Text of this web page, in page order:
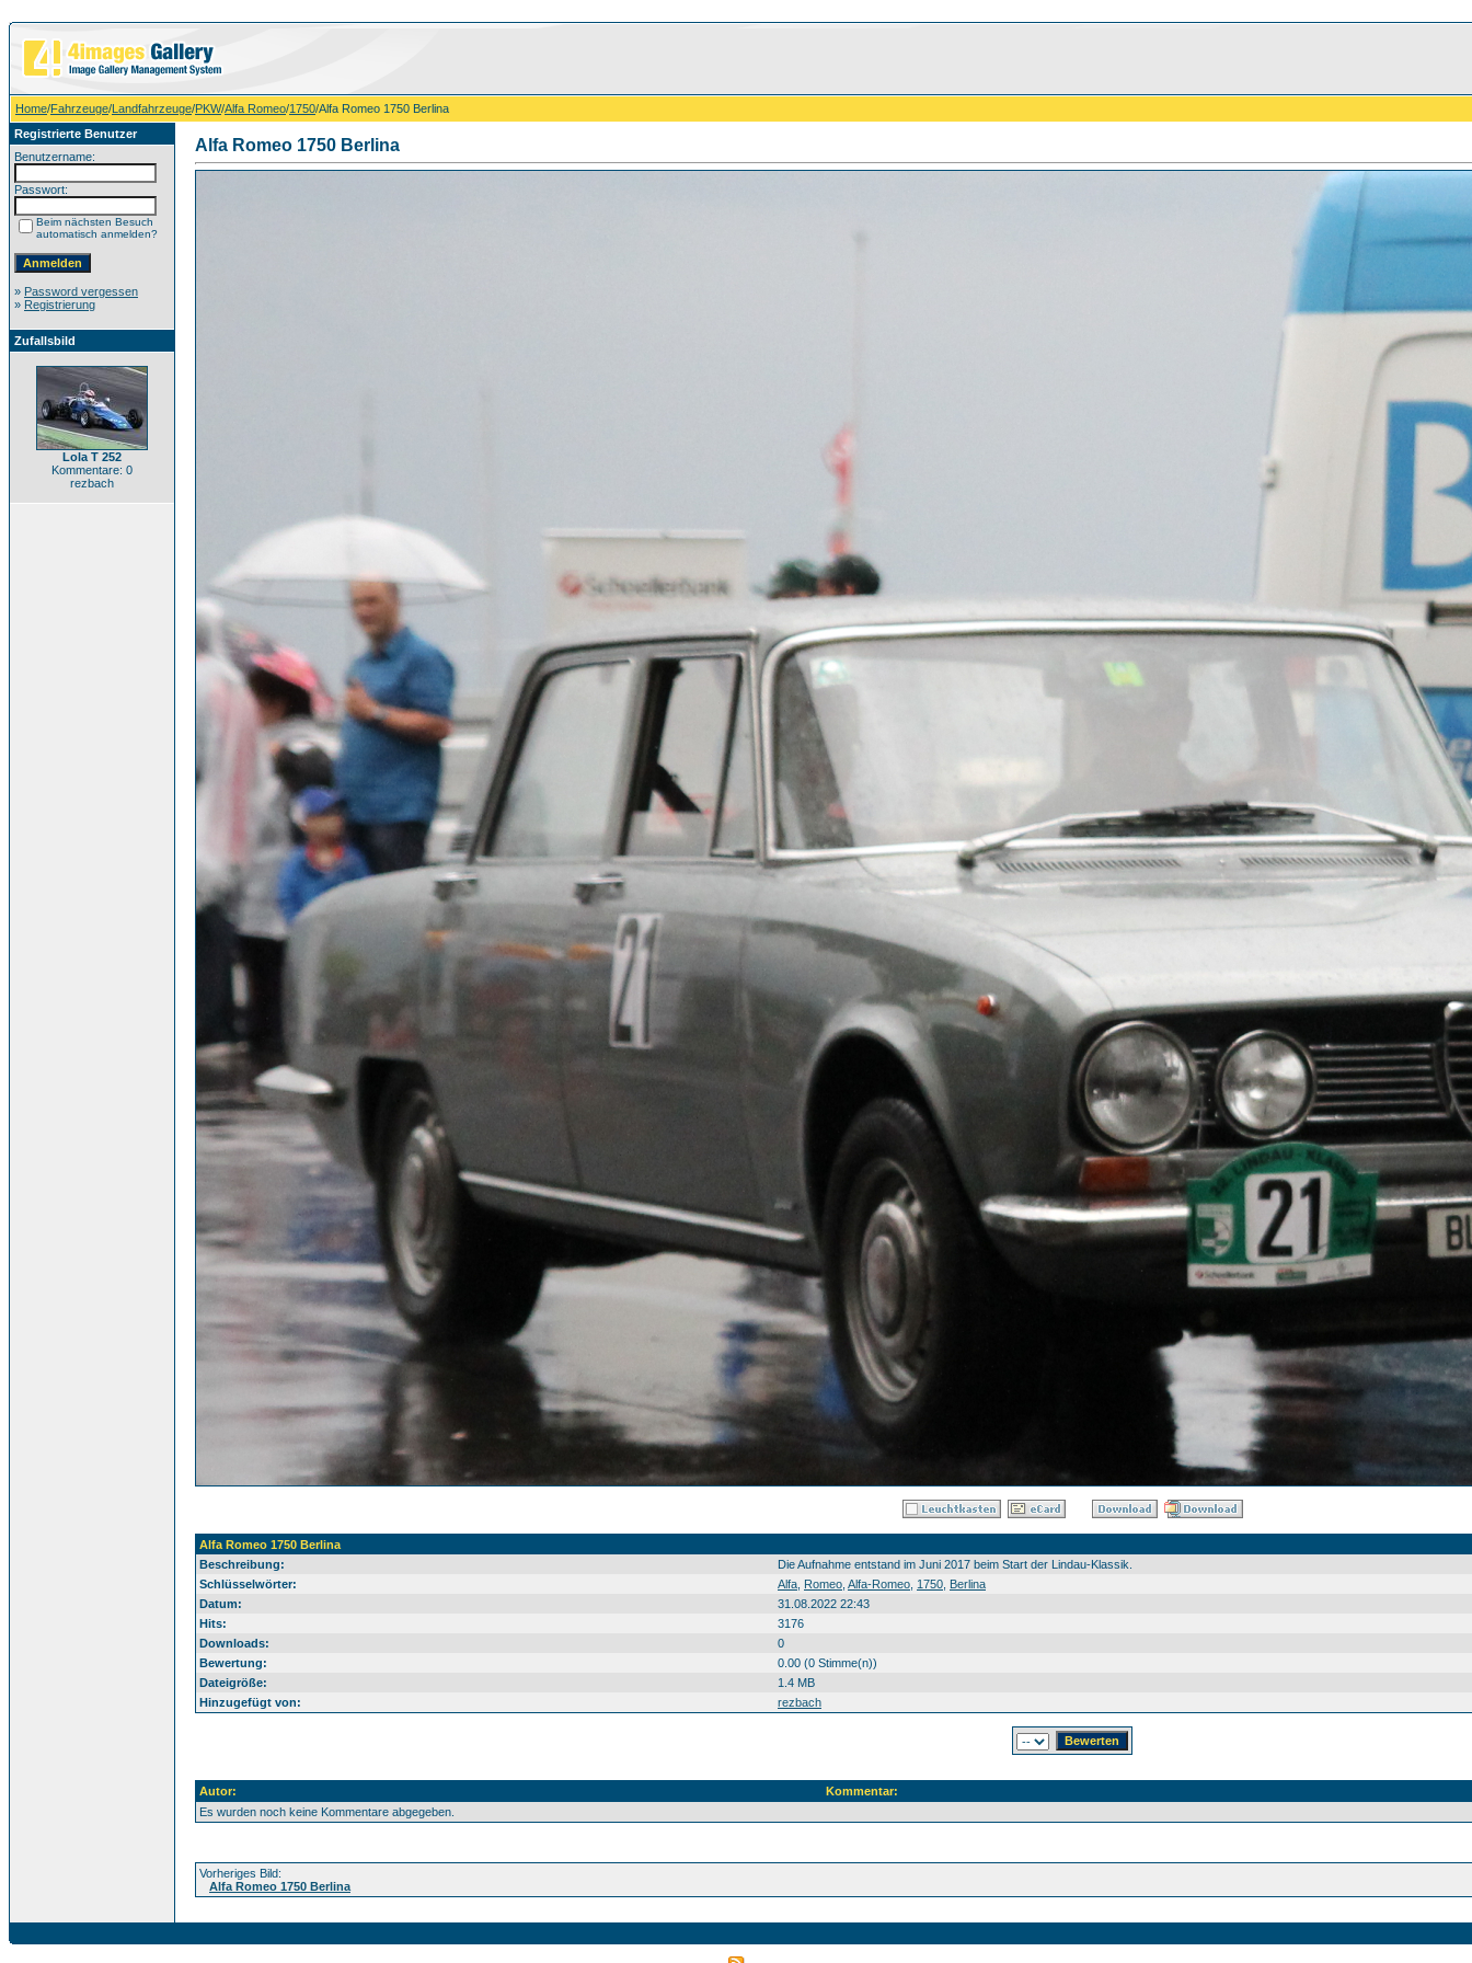
Home/Fahrzeuge/Landfahrzeuge/PKW/Alfa Romeo/1750/Alfa Romeo 1750 Berlina
Registrierte Benutzer
Benutzername:
Passwort:
Beim nächsten Besuch
automatisch anmelden?
» Password vergessen
» Registrierung
Zufallsbild
Lola T 252
Kommentare: 0
rezbach
Alfa Romeo 1750 Berlina
Alfa Romeo 1750 Berlina
Beschreibung:
Die Aufnahme entstand im Juni 2017 beim Start der Lindau-Klassik.
Schlüsselwörter:
Alfa Romeo Alfa-Romeo 1750 Berlina
Datum:
31.08.2022 22:43
Hits:
3176
Downloads:
0
Bewertung:
0.00 (0 Stimme(n))
Dateigröße:
1.4 MB
Hinzugefügt von:
rezbach
Autor:
Kommentar:
Es wurden noch keine Kommentare abgegeben.
Vorheriges Bild:
Alfa Romeo 1750 Berlina